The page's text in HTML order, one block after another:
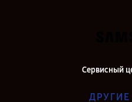
Сервисный